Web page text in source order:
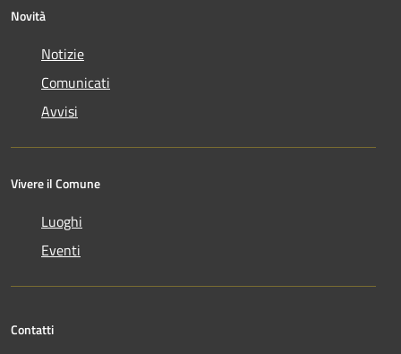
Novità
Notizie
Comunicati
Avvisi
Vivere il Comune
Luoghi
Eventi
Contatti